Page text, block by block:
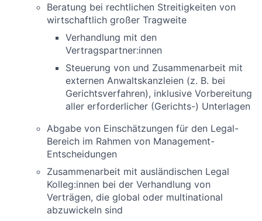
Beratung bei rechtlichen Streitigkeiten von
wirtschaftlich großer Tragweite
Verhandlung mit den
Vertragspartner:innen
Steuerung von und Zusammenarbeit mit
externen Anwaltskanzleien (z. B. bei
Gerichtsverfahren), inklusive Vorbereitung
aller erforderlicher (Gerichts-) Unterlagen
Abgabe von Einschätzungen für den Legal-
Bereich im Rahmen von Management-
Entscheidungen
Zusammenarbeit mit ausländischen Legal
Kolleg:innen bei der Verhandlung von
Verträgen, die global oder multinational
abzuwickeln sind